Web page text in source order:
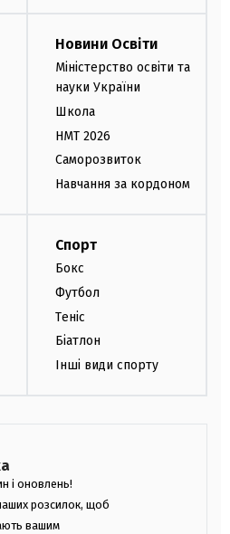
Новини Освіти
Міністерство освіти та
науки України
Школа
НМТ 2026
Саморозвиток
Навчання за кордоном
Спорт
Бокс
Футбол
Теніс
Біатлон
Інші види спорту
і оновлень!
розсилок, щоб
вашим